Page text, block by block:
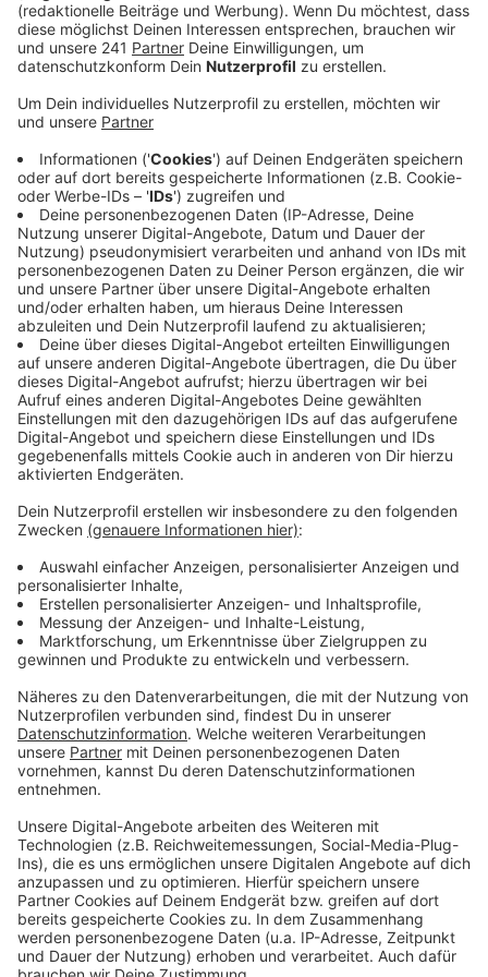
Veröffentlicht:Dienstag, 16.08.2022 07:11
In der kommenden Session soll es bei uns in der Stadt
wieder richtig Karneval geben. Darauf bereitet sich
aktuell der Festausschuss Leverkusener Karneval vor.
Züge, Rathaussturm und Prinzenproklamation – auf
dem Plan steht das volle Programm. Auch, wenn es
noch viele Unsicherheiten gibt bleibt Präsident
Lingenauber erst einmal optimistisch:
"Was uns da jetzt erwartet und wie da die
Kostenentwicklung sein wird, das wissen wir
jetzt natürlich nicht. Wir bleiben am Ball und
versuchen wirklich alles - aber auch wirklich alles,
was machbar ist."
Für den Ernstfall bereitet sich der Festausschuss auch
schon auf Alternativen vor. Denkbar wäre zum Beispiel
Indoor-Veranstaltungen nach draußen zu verlegen.
Festausschuss, Vereine und Stadt seien allesamt hoch
motiviert eine gelungene Session auf die Beine zu
stellen. Diese Woche startet der Kartenverkauf für die
Prinzenproklamation in gut drei Monaten.
Anzeige
Anzeige